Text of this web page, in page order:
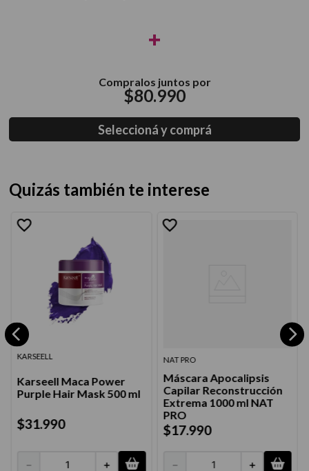
+
Compralos juntos por
$80.990
Seleccioná y comprá
Quizás también te interese
KARSEELL
Karseell Maca Power
Purple Hair Mask 500 ml
$31.990
＋
－
NAT PRO
Máscara Apocalipsis
Capilar Reconstrucción
Extrema 1000 ml NAT
PRO
$17.990
＋
－